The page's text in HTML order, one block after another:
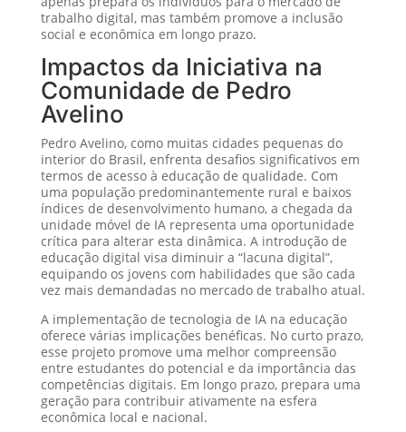
trabalho digital, mas também promove a inclusão
social e econômica em longo prazo.
Impactos da Iniciativa na
Comunidade de Pedro
Avelino
Pedro Avelino, como muitas cidades pequenas do
interior do Brasil, enfrenta desafios significativos em
termos de acesso à educação de qualidade. Com
uma população predominantemente rural e baixos
índices de desenvolvimento humano, a chegada da
unidade móvel de IA representa uma oportunidade
crítica para alterar esta dinâmica. A introdução de
educação digital visa diminuir a “lacuna digital”,
equipando os jovens com habilidades que são cada
vez mais demandadas no mercado de trabalho atual.
A implementação de tecnologia de IA na educação
oferece várias implicações benéficas. No curto prazo,
esse projeto promove uma melhor compreensão
entre estudantes do potencial e da importância das
competências digitais. Em longo prazo, prepara uma
geração para contribuir ativamente na esfera
econômica local e nacional.